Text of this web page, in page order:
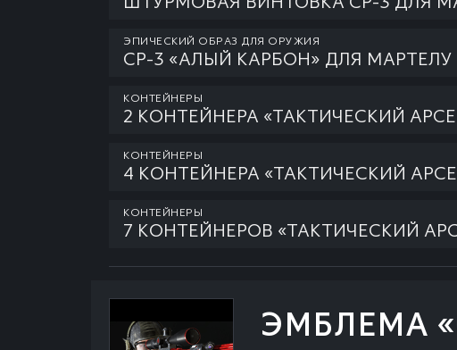
ЭПИЧЕСКИЙ ОБРАЗ ДЛЯ ОРУЖИЯ
СР-3 «АЛЫЙ КАРБОН» ДЛЯ МАРТЕЛУ
КОНТЕЙНЕРЫ
2 КОНТЕЙНЕРА «ТАКТИЧЕСКИЙ
КОНТЕЙНЕРЫ
4 КОНТЕЙНЕРА «ТАКТИЧЕСКИЙ
КОНТЕЙНЕРЫ
7 КОНТЕЙНЕРОВ «ТАКТИЧЕСКИЙ
ЭМБЛЕМА